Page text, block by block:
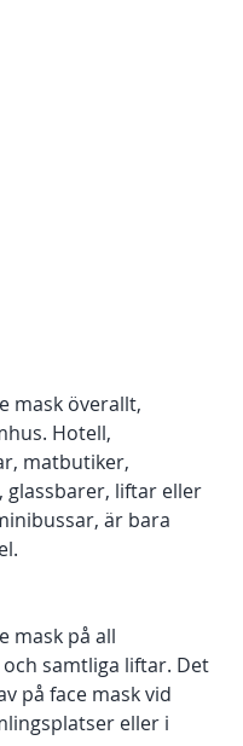
mask överallt,
Hotell,
matbutiker,
glassbarer, liftar eller
är bara
mask på all
samtliga liftar. Det
på face mask vid
eller i